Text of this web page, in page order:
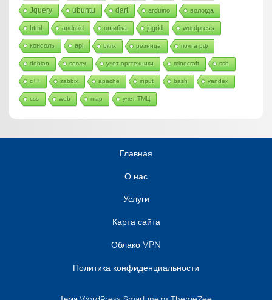
Jquery ubuntu dart arduino вологда
html android ошибка jqgrid wordpress
консоль api bitrix розница почта рф
debian server учет оргтехники minecraft ssh
c++ zabbix apache input bash yandex
css web map учет ТМЦ
Главная
О нас
Услуги
Карта сайта
Облако VPN
Политика конфиденциальности